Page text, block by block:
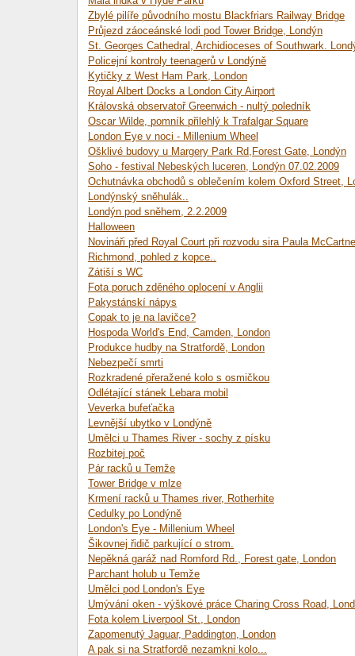
Zbylé pilíře původního mostu Blackfriars Railway Bridge
Průjezd záoceánské lodi pod Tower Bridge, Londýn
St. Georges Cathedral, Archidioceses of Southwark.
Policejní kontroly teenagerů v Londýně
Kytičky z West Ham Park, London
Royal Albert Docks a London City Airport
Královská observatoř Greenwich - nultý poledník
Oscar Wilde, pomník přilehlý k Trafalgar Square
London Eye v noci - Millenium Wheel
Ošklivé budovy u Margery Park Rd,Forest Gate, Londýn
Soho - festival Nebeských luceren, Londýn 07.02.2009
Ochutnávka obchodů s oblečením kolem Oxford Street,
Londýnský sněhulák..
Londýn pod sněhem, 2.2.2009
Halloween
Novináři před Royal Court při rozvodu sira Paula
Richmond, pohled z kopce..
Zátiší s WC
Fota poruch zděného oplocení v Anglii
Pakystánskí nápys
Copak to je na lavičce?
Hospoda World's End, Camden, London
Produkce hudby na Stratfordě, London
Nebezpečí smrti
Rozkradené přeražené kolo s osmičkou
Odlétající stánek Lebara mobil
Veverka bufeťačka
Levnější ubytko v Londýně
Umělci u Thames River - sochy z písku
Rozbitej poč
Pár racků u Temže
Tower Bridge v mlze
Krmení racků u Thames river, Rotherhite
Cedulky po Londýně
London's Eye - Millenium Wheel
Šikovnej řidič parkující o strom.
Nepěkná garáž nad Romford Rd., Forest gate, London
Parchant holub u Temže
Umělci pod London's Eye
Umývání oken - výškové práce Charing Cross Road,
Fota kolem Liverpool St., London
Zapomenutý Jaguar, Paddington, London
A pak si na Stratfordě nezamkni kolo...